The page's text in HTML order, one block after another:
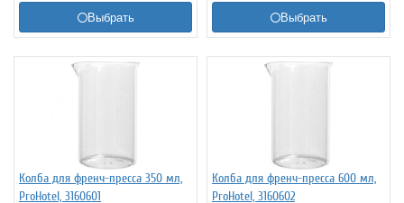
Выбрать Выбрать
Колба для френч-пресса 350 мл,
ProHotel, 3160601
Колба для френч-пресса 600 мл,
ProHotel, 3160602